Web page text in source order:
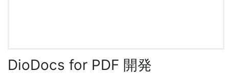
DioDocs for PDF 開発